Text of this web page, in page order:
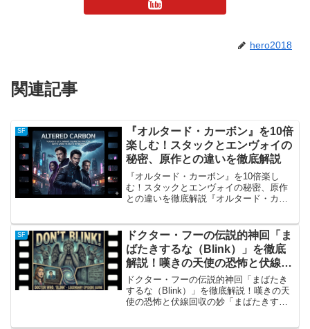
hero2018
関連記事
SF
『オルタード・カーボン』を10倍
楽しむ！スタックとエンヴォイの
秘密、原作との違いを徹底解説
『オルタード・カーボン』を10倍楽し
む！スタックとエンヴォイの秘密、原作
との違いを徹底解説『オルタード・カー
Netflixが莫大な予算を投じて映像化し
た、リチャード・モーガ...
SF
ドクター・フーの伝説的神回「ま
ばたきするな（Blink）」を徹底
解説！嘆きの天使の恐怖と伏線回
収の妙
ドクター・フーの伝説的神回「まばたき
するな（Blink）」を徹底解説！嘆きの天
使の恐怖と伏線回収の妙「まばたきする